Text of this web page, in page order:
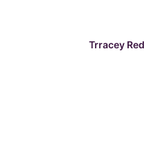
Trracey